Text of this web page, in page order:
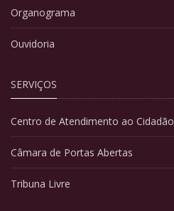
Organograma
Ouvidoria
SERVIÇOS
Centro de Atendimento ao Cidadão
Câmara de Portas Abertas
Tribuna Livre